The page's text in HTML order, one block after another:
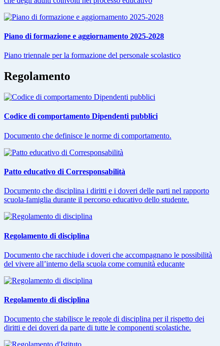
Piano di formazione e aggiornamento 2025-2028
Piano triennale per la formazione del personale scolastico
Regolamento
Codice di comportamento Dipendenti pubblici
Documento che definisce le norme di comportamento.
Patto educativo di Corresponsabilità
Documento che disciplina i diritti e i doveri delle parti nel rapporto
scuola-famiglia durante il percorso educativo dello studente.
Regolamento di disciplina
Documento che racchiude i doveri che accompagnano le possibilità
del vivere all’interno della scuola come comunità educante
Regolamento di disciplina
Documento che stabilisce le regole di disciplina per il rispetto dei
diritti e dei doveri da parte di tutte le componenti scolastiche.